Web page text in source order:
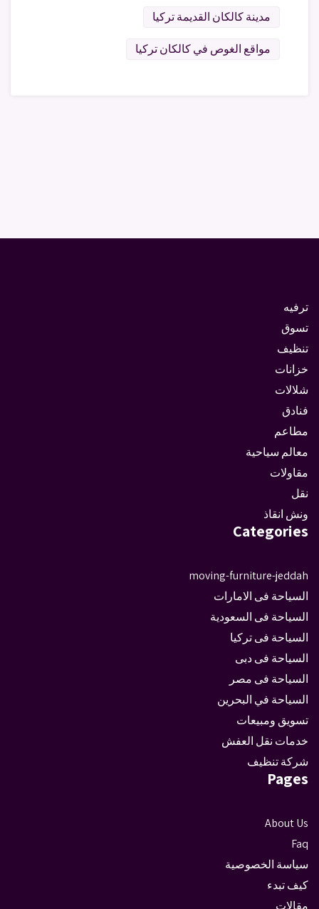
مدينة كالكان القديمة تركيا
مواقع الغوص في كالكان تركيا
ترفيه
تسوق
تنظيف
خزانات
شلالات
فنادق
مطاعم
معالم سياحية
مقاولات
نقل
ونش انقاذ
Categories
moving-furniture-jeddah
السياحة فى الامارات
السياحة فى السعودية
السياحة فى تركيا
السياحة فى دبى
السياحة فى مصر
السياحة في البحرين
تسويق ومبيعات
خدمات نقل العفش
شركة تنظيف
Pages
About Us
Faq
سياسة الخصوصية
كيف تبدء
مقالات